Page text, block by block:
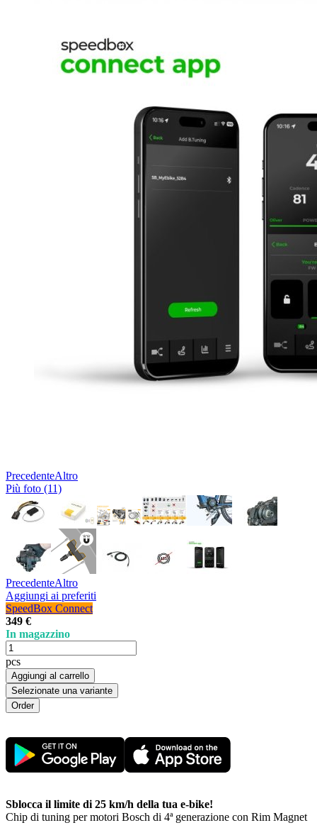
PrecedenteAltro
Più foto (11)
PrecedenteAltro
Aggiungi ai preferiti
SpeedBox Connect
349 €
In magazzino
pcs
Aggiungi al carrello
Selezionate una variante
Sblocca il limite di 25 km/h della tua e-bike!
Chip di tuning per motori Bosch di 4ª generazione con Rim Magnet